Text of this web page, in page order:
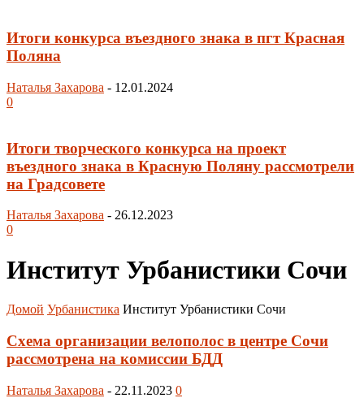
Итоги конкурса въездного знака в пгт Красная
Поляна
Наталья Захарова - 12.01.2024
0
Итоги творческого конкурса на проект
въездного знака в Красную Поляну рассмотрели
на Градсовете
Наталья Захарова - 26.12.2023
0
Институт Урбанистики Сочи
Домой Урбанистика Институт Урбанистики Сочи
Схема организации велополос в центре Сочи
рассмотрена на комиссии БДД
Наталья Захарова - 22.11.2023 0